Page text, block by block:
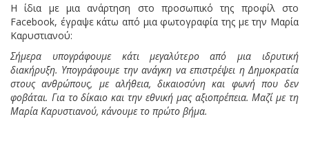
Η ίδια με μια ανάρτηση στο προσωπικό της προφίλ στο
Facebook, έγραψε κάτω από μια φωτογραφία της με την Μαρία
Καρυστιανού:
Σήμερα υπογράφουμε κάτι μεγαλύτερο από μια ιδρυτική
διακήρυξη. Υπογράφουμε την ανάγκη να επιστρέψει η Δημοκρατία
στους ανθρώπους, με αλήθεια, δικαιοσύνη και φωνή που δεν
φοβάται. Για το δίκαιο και την εθνική μας αξιοπρέπεια. Μαζί με τη
Μαρία Καρυστιανού, κάνουμε το πρώτο βήμα.